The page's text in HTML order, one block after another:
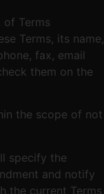
Terms
Terms, its name,
fax, email
them on the
the scope of not
specify the
and notify
the current Terms